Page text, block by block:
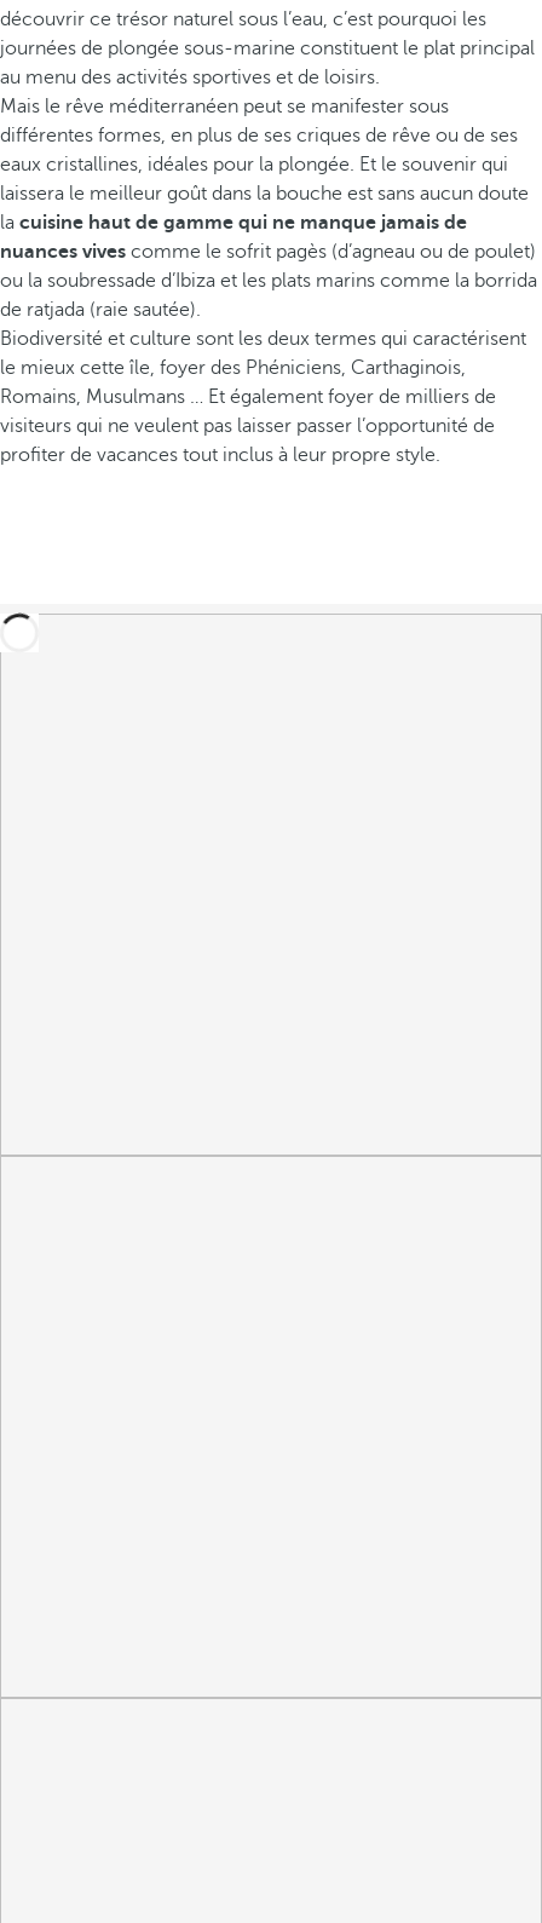
découvrir ce trésor naturel sous l’eau, c’est pourquoi les
journées de plongée sous-marine constituent le plat principal
au menu des activités sportives et de loisirs.
Mais le rêve méditerranéen peut se manifester sous
différentes formes, en plus de ses criques de rêve ou de ses
eaux cristallines, idéales pour la plongée. Et le souvenir qui
laissera le meilleur goût dans la bouche est sans aucun doute
la cuisine haut de gamme qui ne manque jamais de
nuances vives comme le sofrit pagès (d’agneau ou de poulet)
ou la soubressade d’Ibiza et les plats marins comme la borrida
de ratjada (raie sautée).
Biodiversité et culture sont les deux termes qui caractérisent
le mieux cette île, foyer des Phéniciens, Carthaginois,
Romains, Musulmans … Et également foyer de milliers de
visiteurs qui ne veulent pas laisser passer l’opportunité de
profiter de vacances tout inclus à leur propre style.